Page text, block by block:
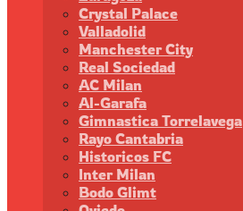
Crystal Palace
Valladolid
Manchester City
Real Sociedad
AC Milan
Al-Garafa
Gimnastica Torrelavega
Rayo Cantabria
Historicos FC
Inter Milan
Bodo Glimt